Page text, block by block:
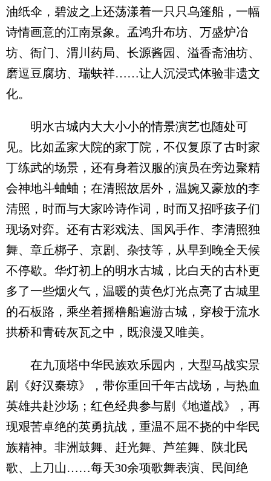
油纸伞，碧波之上还荡漾着一只只乌篷船，一幅
诗情画意的江南景象。孟鸿升布坊、万盛炉冶
坊、衙门、渭川药局、长源酱园、溢香斋油坊、
磨逗豆腐坊、瑞蚨祥……让人沉浸式体验非遗文
化。
明水古城内大大小小的情景演艺也随处可
见。比如孟家大院的家丁院，不仅复原了古时家
丁练武的场景，还有身着汉服的演员在旁边聚精
会神地斗蛐蛐；在清照故居外，温婉又豪放的李
清照，时而与大家吟诗作词，时而又招呼孩子们
现场对弈。还有古彩戏法、国风手作、李清照独
舞、章丘梆子、京剧、杂技等，从早到晚全天候
不停歇。华灯初上的明水古城，比白天的古朴更
多了一些烟火气，温暖的黄色灯光点亮了古城里
的石板路，乘坐着摇橹船遍游古城，穿梭于流水
拱桥和青砖灰瓦之中，既浪漫又唯美。
在九顶塔中华民族欢乐园内，大型马战实景
剧《好汉秦琼》，带你重回千年古战场，与热血
英雄共赴沙场；红色经典参与剧《地道战》，再
现艰苦卓绝的英勇抗战，重温不屈不挠的中华民
族精神。非洲鼓舞、赶光舞、芦笙舞、陕北民
歌、上刀山……每天30余项歌舞表演、民间绝